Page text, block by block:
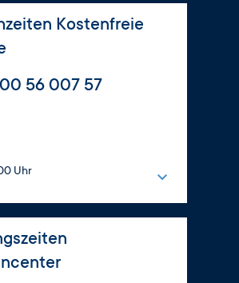
Kostenfreie
56 007 57
Uhr
Uhr
Uhr